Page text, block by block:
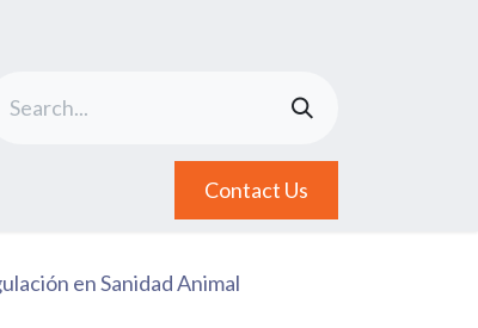
Contact Us
en Sanidad Animal